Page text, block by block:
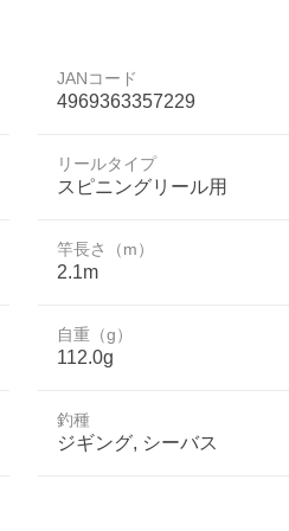
JANコード
4969363357229
リールタイプ
スピニングリール用
竿長さ（m）
2.1m
自重（g）
112.0g
釣種
ジギング, シーバス